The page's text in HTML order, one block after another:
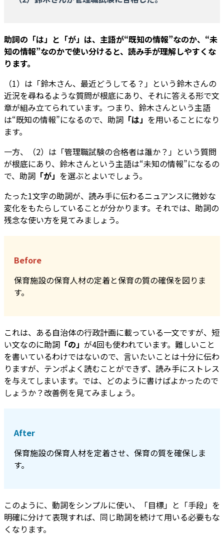
助詞の「は」と「が」は、主語が“既知の情報”なのか、“未
知の情報”なのかで使い分けると、読み手が理解しやすくな
ります。
（1）は「鈴木さん、最近どうしてる？」という鈴木さんの
近況を尋ねるような質問が根底にあり、それに答える形で文
章が組み立てられています。つまり、鈴木さんという主語
は“既知の情報”になるので、助詞 「は」 を用いることになり
ます。
一方、（2）は「管理職試験の合格者は誰か？」という質問
が根底にあり、鈴木さんという主語は“未知の情報”になるの
で、助詞 「が」 を選ぶとよいでしょう。
たった1文字の助詞が、読み手に伝わるニュアンスに微妙な
変化をもたらしていることが分かります。それでは、助詞の
残念な使い方を見てみましょう。
Before
保育施設の保育人材の定着と保育の質の確保を図りま
す。
これは、ある自治体の行政計画に載っている一文ですが、短
い文なのに助詞 「の」 が4回も使われています。難しいこと
を書いているわけではないので、言いたいことは十分に伝わ
りますが、テンポよく読むことができず、読み手にストレス
を与えてしまいます。では、どのように書けばよかったので
しょうか？改善例を見てみましょう。
After
保育施設の保育人材を定着させ、保育の質を確保しま
す。
このように、動詞をシンプルに使い、「目標」と「手段」を
明確に分けて表現すれば、同じ助詞を続けて用いる必要もな
くなります。